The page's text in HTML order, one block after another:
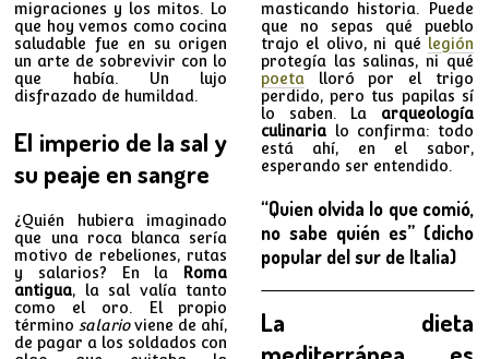
migraciones y los mitos. Lo
que hoy vemos como cocina
saludable fue en su origen
un arte de sobrevivir con lo
que había. Un lujo
disfrazado de humildad.
El imperio de la sal y
su peaje en sangre
¿Quién hubiera imaginado
que una roca blanca sería
motivo de rebeliones, rutas
y salarios? En la
Roma
antigua, la sal valía tanto
como el oro. El propio
término salarioviene de ahí,
de pagar a los soldados con
masticando historia. Puede
que no sepas qué pueblo
trajo el olivo, ni qué legión
protegía las salinas, ni qué
poeta lloró por el trigo
perdido, pero tus papilas sí
lo saben. La arqueología
culinarialo confirma: todo
está ahí, en el sabor,
esperando ser entendido.
“Quien olvida lo que comió,
no sabe quién es” (dicho
popular del sur de Italia)
La dieta